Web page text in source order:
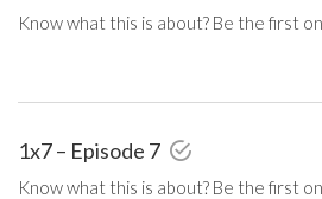
Know what this is about? Be the first
1x7 – Episode 7
Know what this is about? Be the first